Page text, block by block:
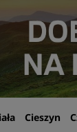
Cieszyn